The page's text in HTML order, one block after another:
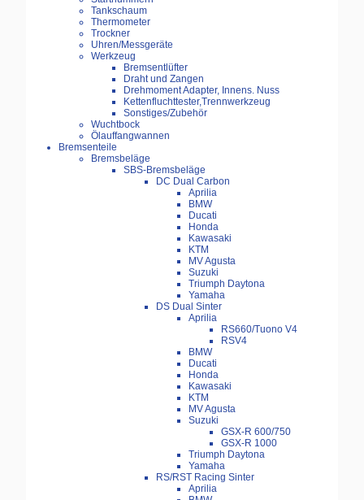
Tankschaum
Thermometer
Trockner
Uhren/Messgeräte
Werkzeug
Bremsentlüfter
Draht und Zangen
Drehmoment Adapter, Innens. Nuss
Kettenfluchttester,Trennwerkzeug
Sonstiges/Zubehör
Wuchtbock
Ölauffangwannen
Bremsenteile
Bremsbeläge
SBS-Bremsbeläge
DC Dual Carbon
Aprilia
BMW
Ducati
Honda
Kawasaki
KTM
MV Agusta
Suzuki
Triumph Daytona
Yamaha
DS Dual Sinter
Aprilia
RS660/Tuono V4
RSV4
BMW
Ducati
Honda
Kawasaki
KTM
MV Agusta
Suzuki
GSX-R 600/750
GSX-R 1000
Triumph Daytona
Yamaha
RS/RST Racing Sinter
Aprilia